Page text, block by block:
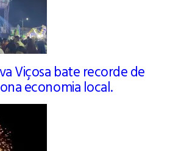
Viçosa bate recorde de
economia local.